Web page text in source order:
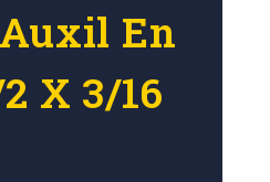
En
X 3/16